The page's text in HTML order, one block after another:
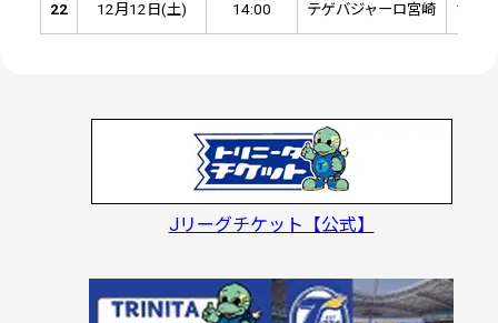
22 12月12日(土) 14:00 テゲバジャーロ宮崎 11月
Jリーグチケット【公式】